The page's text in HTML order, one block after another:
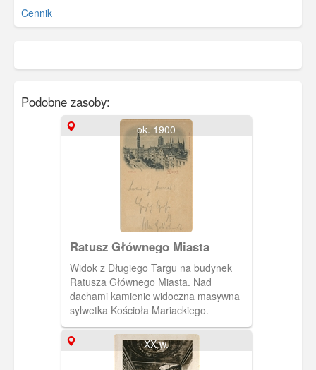
Cennik
Podobne zasoby:
ok. 1900
Ratusz Głównego Miasta
Widok z Długiego Targu na budynek
Ratusza Głównego Miasta. Nad
dachami kamienic widoczna masywna
sylwetka Kościoła Mariackiego.
XX w.